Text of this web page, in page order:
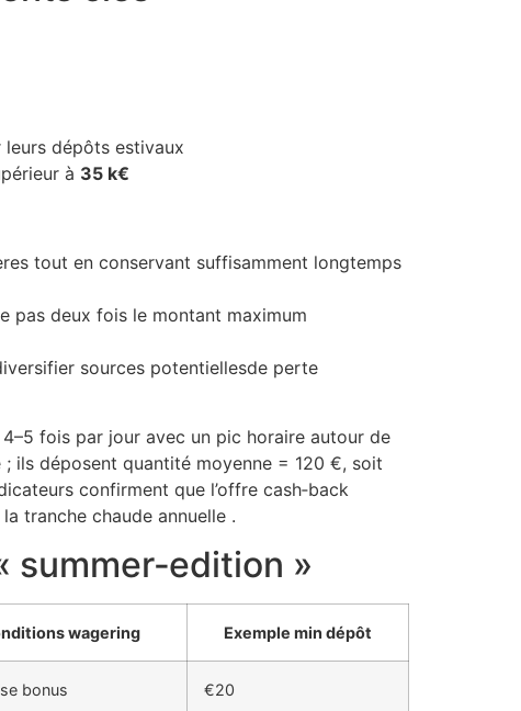
dépôts estivaux
à 35 k€
tout en conservant suffisamment longtemps
pas deux fois le montant maximum
sources potentiellesde perte
fois par jour avec un pic horaire autour de
ils déposent quanti­té moyenne = 120 €, soit
confirment que l’offre cash‑back
tranche chaude annuelle .
»
wagering Exemple min dépôt
bonus €20